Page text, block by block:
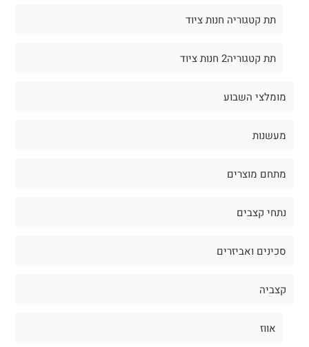
תת קטגוריה חנות ציוד
תת קטגוריה2 חנות ציוד
מומלצי השבוע
מעשנות
מתחם מוצרים
נתחי קצבים
סכינים ואביזרים
קצביה
אווז